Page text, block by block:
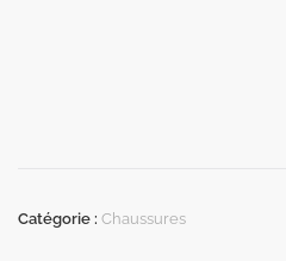
Catégorie : Chaussures